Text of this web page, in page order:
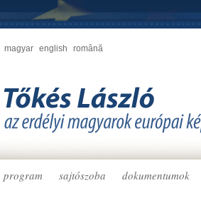
magyar english română
program sajtószoba dokumentumok